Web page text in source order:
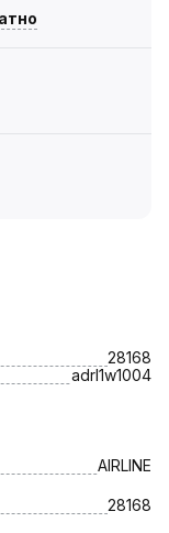
28168
adrl1w1004
AIRLINE
28168